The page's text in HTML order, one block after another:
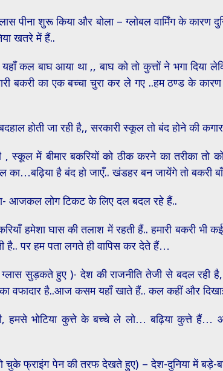
पीना शुरू किया और बोला – ग्लोबल वार्मिंग के कारण
खतरे में हैं..
कल बाघ आया था ,, बाघ को तो कुत्तों ने भगा दिया
बकरी का एक बच्चा चुरा कर ले गए ..हम ठण्ड के कारण
बदहाल होती जा रही है,, सरकारी स्कूल तो बंद होने की
में बीमार बकरियों को ठीक करने का तरीका तो
का…बढ़िया है बंद हो जाएँ.. खंडहर बन जायेंगे तो बकरी
आजकल लोग टिकट के लिए दल बदल रहे हैं..
हमेशा घास की तलाश में रहती हैं.. हमारी बकरी भी
है.. पर हम पता लगते ही वापिस कर देते हैं…
ग्लास सुड़कते हुए )- देश की राजनीति तेजी से बदल रही
का वफादार है..आज कसम यहाँ खाते हैं.. कल कहीं और
हमसे भोटिया कुत्ते के बच्चे ले लो… बढ़िया कुत्ते हैं…
चुके फ्राइंग पेन की तरफ देखते हुए) – देश-दुनिया में बड़े-